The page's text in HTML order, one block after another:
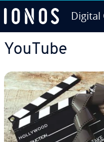
Digital
YouTube